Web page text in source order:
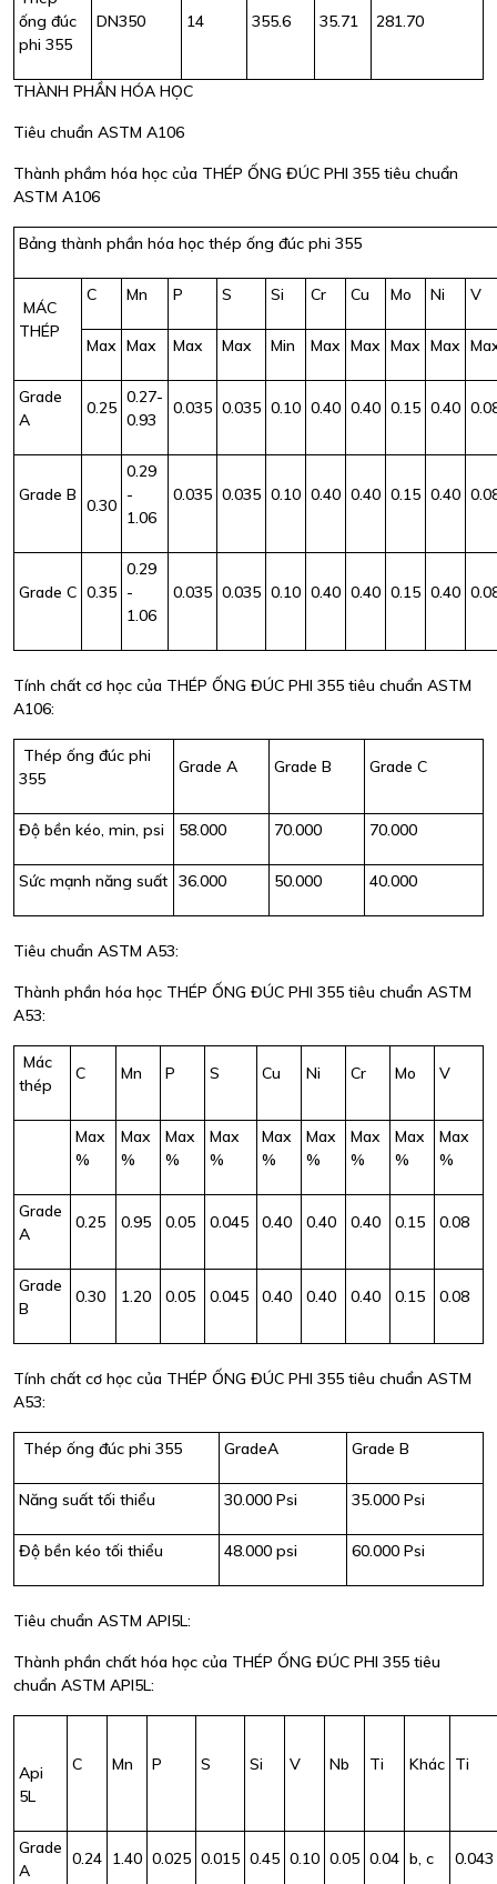
ống đúc
phi 355
DN350 14 355.6 35.71 281.70
THÀNH PHẦN HÓA HỌC
Tiêu chuẩn ASTM A106
Thành phầm hóa học của THÉP ỐNG ĐÚC PHI 355 tiêu chuẩn
ASTM A106
Bảng thành phần hóa học thép ống đúc phi 355
MÁC
THÉP
C Mn P S Si Cr Cu Mo Ni V
Max Max Max Max Min Max Max Max Max
Grade
A
0.25
0.27-
0.93
0.035 0.035 0.10 0.40 0.40 0.15 0.40
Grade B
0.30
0.29
-
1.06
0.035 0.035 0.10 0.40 0.40 0.15 0.40
Grade C 0.35
0.29
-
1.06
0.035 0.035 0.10 0.40 0.40 0.15 0.40
Tính chất cơ học của THÉP ỐNG ĐÚC PHI 355 tiêu chuẩn ASTM
A106:
Thép ống đúc phi
355
Grade A Grade B Grade C
Độ bền kéo, min, psi 58.000 70.000 70.000
Sức mạnh năng suất 36.000 50.000 40.000
Tiêu chuẩn ASTM A53:
Thành phần hóa học THÉP ỐNG ĐÚC PHI 355 tiêu chuẩn ASTM
A53:
Mác
thép
C Mn P S Cu Ni Cr Mo V
Max
%
Max
%
Max
%
Max
%
Max
%
Max
%
Max
%
Max
%
Max
%
Grade
A
0.25 0.95 0.05 0.045 0.40 0.40 0.40 0.15 0.08
Grade
B
0.30 1.20 0.05 0.045 0.40 0.40 0.40 0.15 0.08
Tính chất cơ học của THÉP ỐNG ĐÚC PHI 355 tiêu chuẩn ASTM
A53:
Thép ống đúc phi 355 GradeA Grade B
Năng suất tối thiểu 30.000 Psi 35.000 Psi
Độ bền kéo tối thiểu 48.000 psi 60.000 Psi
Tiêu chuẩn ASTM API5L:
Thành phần chất hóa học của THÉP ỐNG ĐÚC PHI 355 tiêu
chuẩn ASTM API5L:
Api
5L
C Mn P S Si V Nb Ti Khác Ti
Grade
A
0.24 1.40 0.025 0.015 0.45 0.10 0.05 0.04 b, c 0.043